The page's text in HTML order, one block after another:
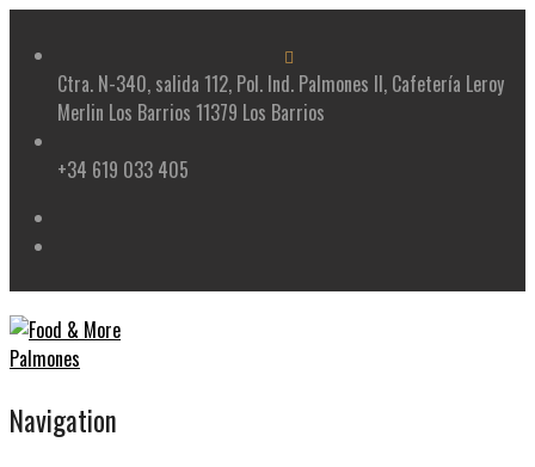
contentCtra. N-340, salida 112, Pol. Ind. Palmones II, Cafetería Leroy
Merlin Los Barrios 11379 Los Barrios
+34 619 033 405
Navigation